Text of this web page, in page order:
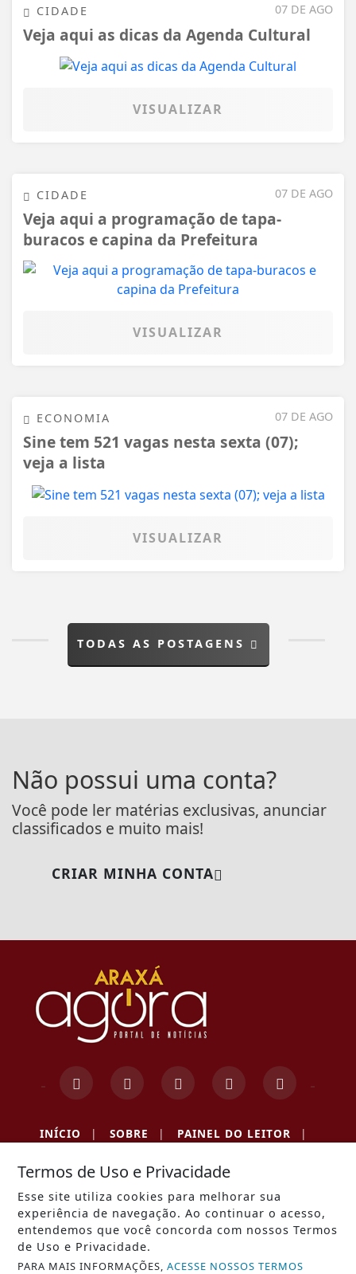
07 DE AGO
CIDADE
Veja aqui as dicas da Agenda Cultural
VISUALIZAR
07 DE AGO
CIDADE
Veja aqui a programação de tapa-
buracos e capina da Prefeitura
VISUALIZAR
07 DE AGO
ECONOMIA
Sine tem 521 vagas nesta sexta (07);
veja a lista
VISUALIZAR
TODAS AS POSTAGENS
Não possui uma conta?
Você pode ler matérias exclusivas, anunciar
classificados e muito mais!
CRIAR MINHA CONTA
INÍCIO | SOBRE | PAINEL DO LEITOR |
TERMOS DE USO E PRIVACIDADE |
ARAXÁ AGORA - TODOS OS DIREITOS RESERVADOS
Termos de Uso e Privacidade
Esse site utiliza cookies para melhorar sua
experiência de navegação. Ao continuar o acesso,
entendemos que você concorda com nossos Termos
de Uso e Privacidade.
PARA MAIS INFORMAÇÕES,ACESSE NOSSOS TERMOS